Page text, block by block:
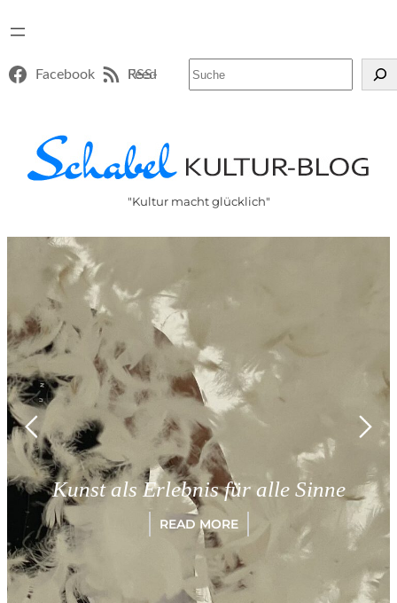
Facebook RSS-Feed
"Kultur macht glücklich"
als Erlebnis für alle Sinne
READ MORE